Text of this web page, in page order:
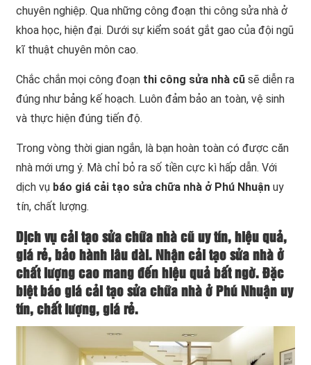
chuyên nghiệp. Qua những công đoạn thi công sửa nhà ở
khoa học, hiện đại. Dưới sự kiểm soát gắt gao của đội ngũ
kĩ thuật chuyên môn cao.
Chắc chắn mọi công đoạn thi công sửa nhà cũ sẽ diễn ra
đúng như bảng kế hoạch. Luôn đảm bảo an toàn, vệ sinh
và thực hiện đúng tiến độ.
Trong vòng thời gian ngắn, là bạn hoàn toàn có được căn
nhà mới ưng ý. Mà chỉ bỏ ra số tiền cực kì hấp dẫn. Với
dịch vụ báo giá cải tạo sửa chữa nhà ở Phú Nhuận uy
tín, chất lượng.
Dịch vụ cải tạo sửa chữa nhà cũ uy tín, hiệu quả,
giá rẻ, bảo hành lâu dài. Nhận cải tạo sửa nhà ở
chất lượng cao mang đến hiệu quả bất ngờ. Đặc
biệt báo giá cải tạo sửa chữa nhà ở Phú Nhuận uy
tín, chất lượng, giá rẻ.